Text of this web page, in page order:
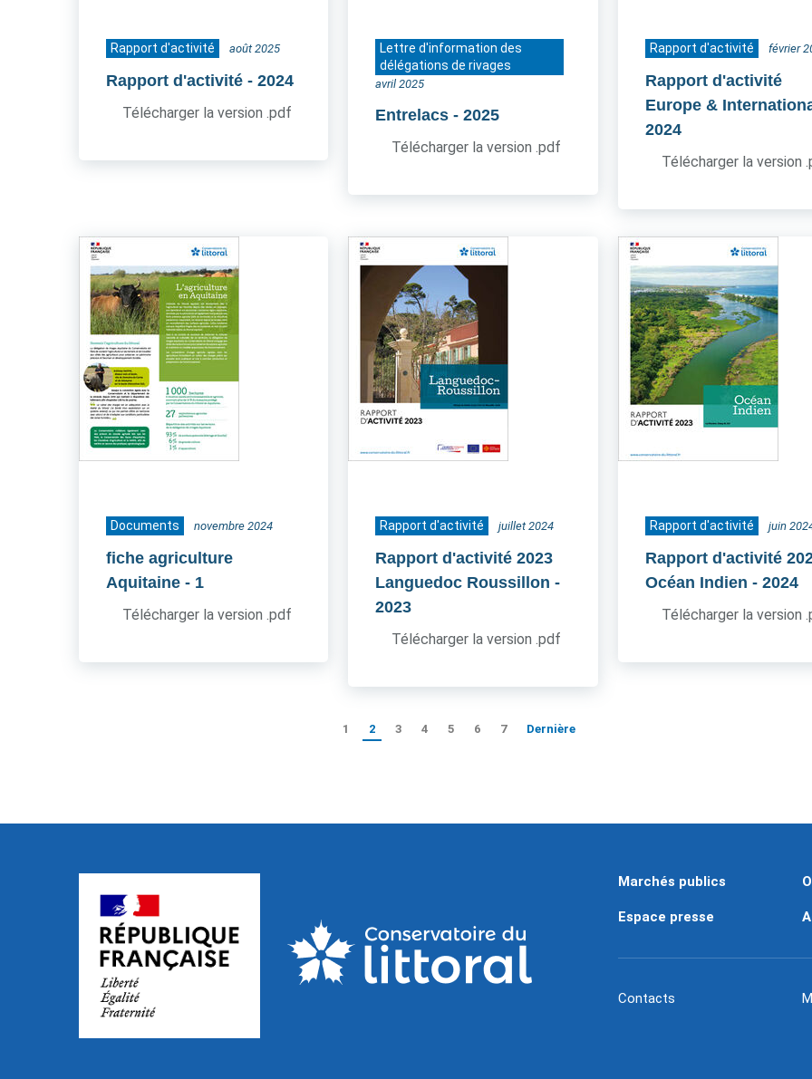
Rapport d'activité août 2025
Rapport d'activité - 2024
Télécharger la version .pdf
Lettre d'information des
délégations de rivages
avril 2025
Entrelacs - 2025
Télécharger la version .pdf
Rapport d'activité février
Rapport d'activité
Europe &
2024
Télécharger la version
Documents novembre 2024
fiche agriculture
Aquitaine - 1
Télécharger la version .pdf
Rapport d'activité juillet 2024
Rapport d'activité 2023
Languedoc Roussillon -
2023
Télécharger la version .pdf
Rapport d'activité juin
Rapport d'activité
Océan Indien - 2024
Télécharger la version
1 2 3 4 5 6 7 Dernière
Marchés publics
Espace presse
Contacts